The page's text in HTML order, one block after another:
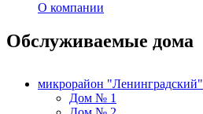
О компании
Обслуживаемые дома
микрорайон "Ленинградский"
Дом № 1